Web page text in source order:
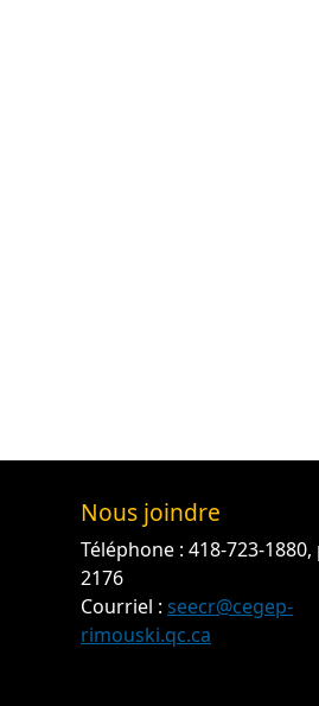
Nous joindre
Téléphone : 418-723-
2176
Courriel : seecr@cegep-
rimouski.qc.ca